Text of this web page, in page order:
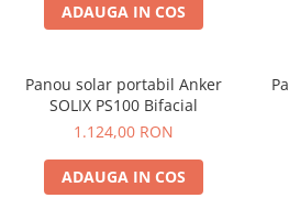
ADAUGA IN COS
Panou solar portabil Anker
SOLIX PS100 Bifacial
1.124,00 RON
ADAUGA IN COS